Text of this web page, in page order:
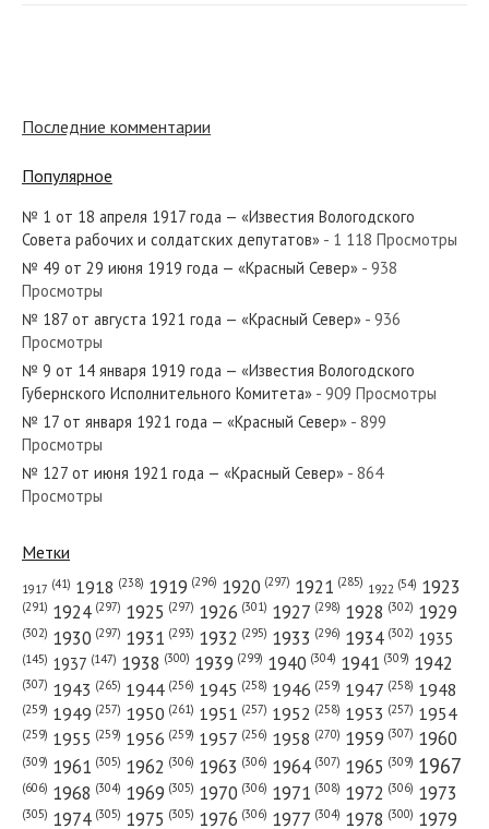
№ 257 от декабря 1948 года — «Красный Север»
№ 239 от октября 1939 года — «Красный Север»
№ 2 от января 1923 года — «Красный Север»
№ 146 от июня 1987 года — «Красный Север»
№ 5 от января 1961 года — «Красный Север»
Последние комментарии
Популярное
№ 1 от 18 апреля 1917 года — «Известия Вологодского
Совета рабочих и солдатских депутатов» - 1 118 Просмотры
№ 49 от 29 июня 1919 года — «Красный Север» - 938
Просмотры
№ 187 от августа 1921 года — «Красный Север» - 936
Просмотры
№ 9 от 14 января 1919 года — «Известия Вологодского
Губернского Исполнительного Комитета» - 909 Просмотры
№ 17 от января 1921 года — «Красный Север» - 899
Просмотры
№ 127 от июня 1921 года — «Красный Север» - 864
Просмотры
Метки
1917 (41) 1918 (238) 1919 (296) 1920 (297) 1921 (285) 1922 (54) 1923
(291) 1924 (297) 1925 (297) 1926 (301) 1927 (298) 1928 (302) 1929
(302) 1930 (297) 1931 (293) 1932 (295) 1933 (296) 1934 (302) 1935
(145) 1937 (147) 1938 (300) 1939 (299) 1940 (304) 1941 (309) 1942
(307) 1943 (265) 1944 (256) 1945 (258) 1946 (259) 1947 (258) 1948
(259) 1949 (257) 1950 (261) 1951 (257) 1952 (258) 1953 (257) 1954
(259) 1955 (259) 1956 (259) 1957 (256) 1958 (270) 1959 (307) 1960
(309) 1961 (305) 1962 (306) 1963 (306) 1964 (307) 1965 (309) 1967
(606) 1968 (304) 1969 (305) 1970 (306) 1971 (308) 1972 (306) 1973
(305) 1974 (305) 1975 (305) 1976 (306) 1977 (304) 1978 (300) 1979